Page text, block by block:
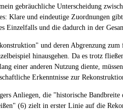
gebräuchliche Unterscheidung
Klare und eindeutige Zuordnungen
Einzelfalls und die dadurch in der
und deren Abgrenzung
hinausgehen. Da es trotz
einer anderen Nutzung diente,
Erkenntnisse zur
Anliegen, die "historische
(6) zielt in erster Linie auf die